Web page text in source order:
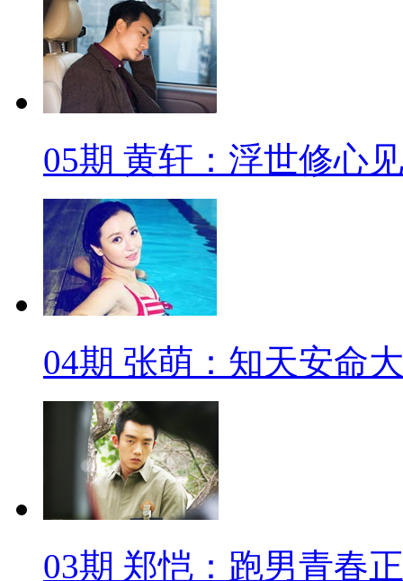
05期 黄轩：浮世修心
04期 张萌：知天安命
03期 郑恺：跑男青春